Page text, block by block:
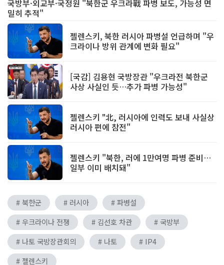
국방부·외교부·국정원 "북한군 우크라戰 파병 보도, 가능성 면
밀히 추적"
젤렌스키, 북한 러시아 파병설 언급하며 "우
크라이나 방위 관계에 변화 필요"
[국감] 김용현 국방장관 "우크라전 북한군
사상 사실인 듯…추가 파병 가능성"
젤렌스키 "北, 러시아에 인력도 보내 사실상
러시아 편에 참전"
젤렌스키 "북한, 러에 1만여명 파병 준비…
일부 이미 배치돼"
# 북한군 # 러시아
# 파병설
# 우크라이나 전쟁
# 김선호 차관
# 국방부
# 나토 국방장관회의
# 나토
# IP4
# 젤렌스키